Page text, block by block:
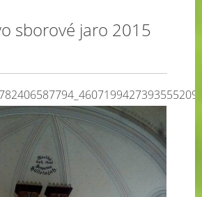
sborové jaro 2015